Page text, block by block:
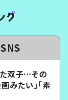
SNS
双子…その
みたい」「素